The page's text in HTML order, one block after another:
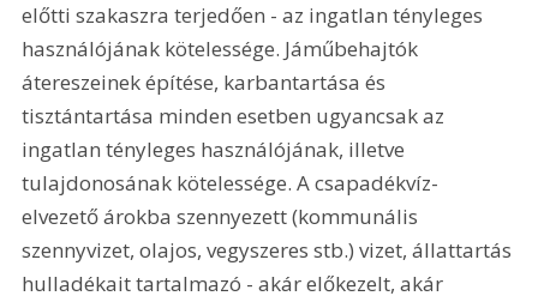
előtti szakaszra terjedően - az ingatlan tényleges
használójának kötelessége. Jáműbehajtók
átereszeinek építése, karbantartása és
tisztántartása minden esetben ugyancsak az
ingatlan tényleges használójának, illetve
tulajdonosának kötelessége. A csapadékvíz-
elvezető árokba szennyezett (kommunális
szennyvizet, olajos, vegyszeres stb.) vizet, állattartás
hulladékait tartalmazó - akár előkezelt, akár